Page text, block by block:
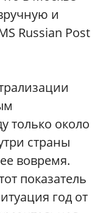
и
Russian Post
только около
страны
вовремя.
показатель
год от